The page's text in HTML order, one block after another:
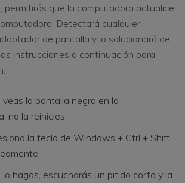
permitirás que la computadora actualice
Detectará cualquier
de pantalla y lo solucionará de
instrucciones a continuación para
veas la pantalla negra en la
no la reinicies;
la tecla de Windows + Ctrl + Shift
lo hagas, escucharás un pitido corto y la